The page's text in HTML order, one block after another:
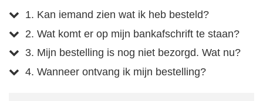
1. Kan iemand zien wat ik heb besteld?
2. Wat komt er op mijn bankafschrift te staan?
3. Mijn bestelling is nog niet bezorgd. Wat nu?
4. Wanneer ontvang ik mijn bestelling?